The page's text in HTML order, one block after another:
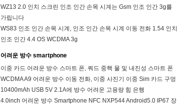
WZ13 2.0 인치 스크린 인조 인간 손목 시계는 Gsm 인조 인간 3g를
가립니다
WS83 인조 인간 손목 시계, 인조 인간 손목 시계 이동 전화 1.54 인치
인조 인간 4.4 OS WCDMA 3g
어려운 방수 smartphone
이중 카드 어려운 방수 스마트 폰, 쿼드 중핵 물 및 내진성 스마트 폰
WCDMA A9 어려운 방수 이동 전화, 이중 사진기 이중 Sim 카드 구멍
10400mAh USB 5V 2.1A에 방수 어려운 고용량 힘 은행
4.0inch 어려운 방수 Smartphone NFC NXP544 Android5.0 IP67 장